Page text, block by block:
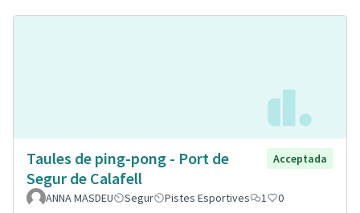
Taules de ping-pong - Port de
Segur de Calafell
Acceptada
ANNA MASDEU Segur Pistes Esportives 1 0